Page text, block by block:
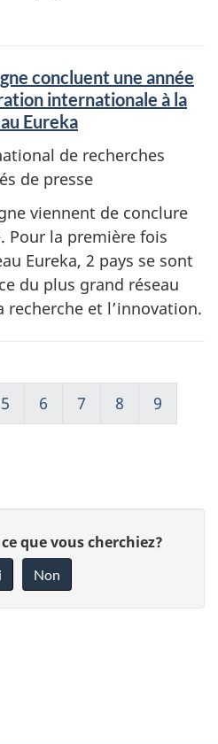
concluent une année
internationale à la
Eureka
de recherches
de presse
viennent de conclure
Pour la première fois
Eureka, 2 pays se sont
du plus grand réseau
et l’innovation.
5 6 7 8 9
que vous cherchiez?
Non